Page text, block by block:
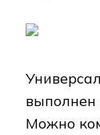
выполнен
Можно